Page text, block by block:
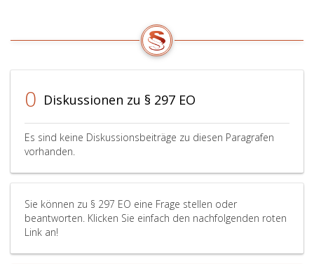
0 Diskussionen zu § 297 EO
Es sind keine Diskussionsbeiträge zu diesen Paragrafen
vorhanden.
Sie können zu § 297 EO eine Frage stellen oder
beantworten. Klicken Sie einfach den nachfolgenden roten
Link an!